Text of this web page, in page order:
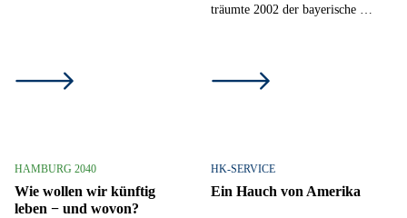
träumte 2002 der bayerische …
HAMBURG 2040
Wie wollen wir künftig
leben − und wovon?
HK-SERVICE
Ein Hauch von Amerika